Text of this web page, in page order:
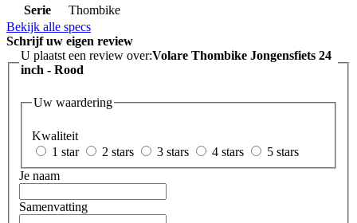
Serie
Thombike
Bekijk alle specs
Schrijf uw eigen review
U plaatst een review over:Volare Thombike Jongensfiets 24
inch - Rood
Uw waardering
Kwaliteit
1 star
2 stars 3 stars 4 stars
5 stars
Je naam
Samenvatting